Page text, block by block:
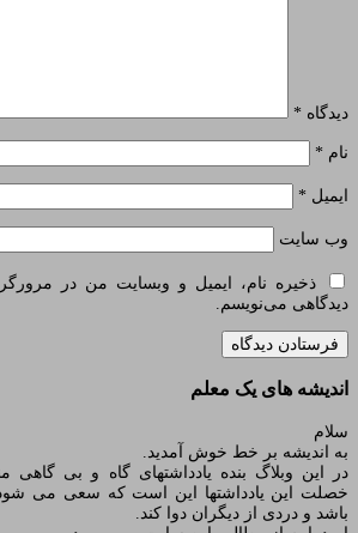
دیدگاه *
نام *
ایمیل *
وب‌ سایت
ذخیره نام، ایمیل و وبسایت من در
دیدگاهی می‌نویسم.
اندیشه های یک معلم
سلام
به اندیشه بر خط خوش آمدید.
در این وبلاگ بنده یادداشتهای گاه و بی گاهی
خصلت این یادداشتها این است که سعی می شود
باشد و دردی از دیگران دوا کند.